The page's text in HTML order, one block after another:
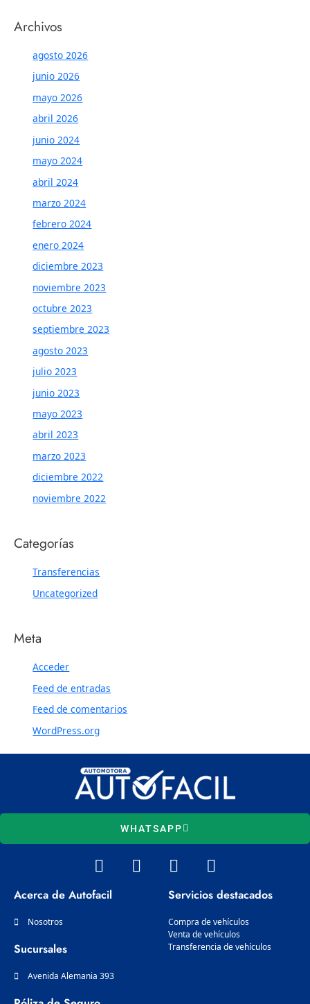
Archivos
agosto 2026
junio 2026
mayo 2026
abril 2026
junio 2024
mayo 2024
abril 2024
marzo 2024
febrero 2024
enero 2024
diciembre 2023
noviembre 2023
octubre 2023
septiembre 2023
agosto 2023
julio 2023
junio 2023
mayo 2023
abril 2023
marzo 2023
diciembre 2022
noviembre 2022
Categorías
Transferencias
Uncategorized
Meta
Acceder
Feed de entradas
Feed de comentarios
WordPress.org
WHATSAPP
W
h
a
t
p
I
n
F
a
c
e
b
o
o
L
i
n
k
e
d
i
Acerca de Autofacil
Nosotros
Sucursales
Avenida Alemania 393
Servicios destacados
Compra de vehículos
Venta de vehículos
Transferencia de vehículos